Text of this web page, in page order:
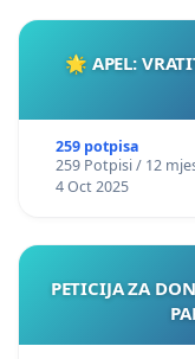
🌟 APEL:
259 potpisa
259 Potpisi / 12
4 Oct 2025
PETICIJA ZA